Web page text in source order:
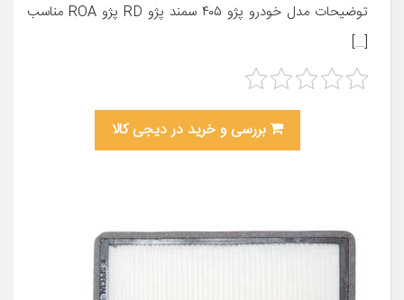
توضیحات مدل خودرو پژو ۴۰۵ سمند پژو RD پژو ROA مناسب
[…]
بررسی و خرید در دیجی کالا